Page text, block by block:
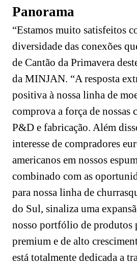
Panorama
“Estamos muito satisfeitos
diversidade das conexões
de Cantão da Primavera
da MINJAN. “A resposta
positiva à nossa linha de
comprova a força de nossas
P&D e fabricação. Além
interesse de compradores
americanos em nossos
combinado com as
para nossa linha de
do Sul, sinaliza uma
nosso portfólio de produtos
premium e de alto
está totalmente dedicada a